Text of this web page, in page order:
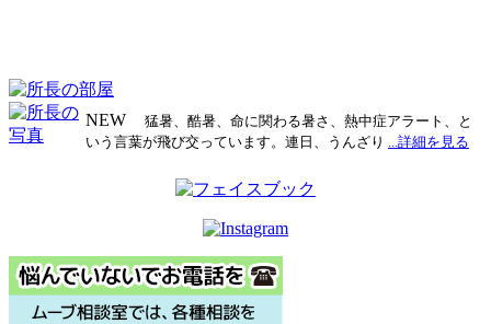
ゲ
ー
NEW
猛暑、酷暑、命に関わる暑さ、熱中症アラート、と
いう言葉が飛び交っています。連日、うんざり
...詳細を見る